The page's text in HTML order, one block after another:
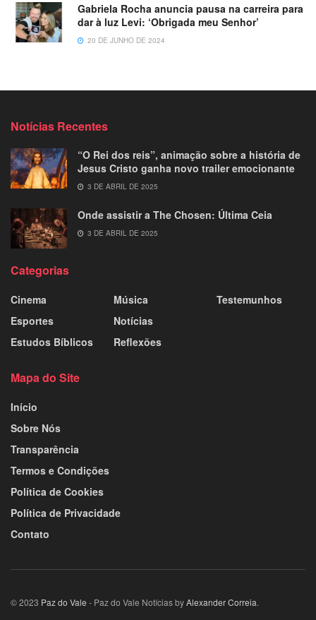
Gabriela Rocha anuncia pausa na carreira para
dar à luz Levi: ‘Obrigada meu Senhor’
20 DE JUNHO DE 2024
Notícias Recentes
“O Rei dos reis”, animação sobre a história de
Jesus Cristo ganha novo trailer emocionante
3 DE ABRIL DE 2025
Onde assistir a The Chosen: Última Ceia
3 DE ABRIL DE 2025
Categorias
Cinema
Esportes
Estudos Bíblicos
Música
Notícias
Reflexões
Testemunhos
Mapa do Site
Início
Sobre Nós
Transparência
Termos e Condições
Política de Cookies
Política de Privacidade
Contato
© 2023 Paz do Vale - Paz do Vale Notícias byAlexander Correia.